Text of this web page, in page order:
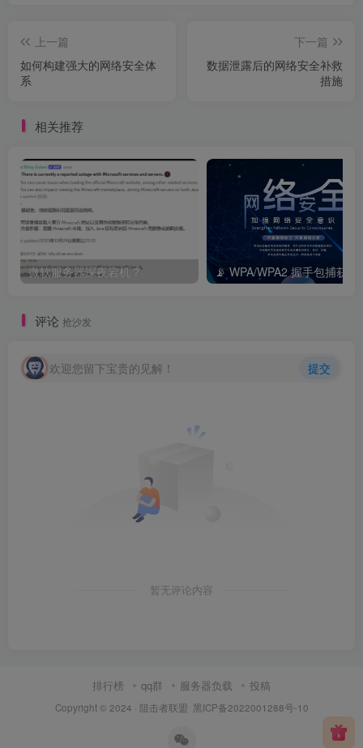
上一篇
如何构建强大的网络安全体
系
下一篇
数据泄露后的网络安全补救
措施
相关推荐
微软服务器深夜宕机？
评论 抢沙发
欢迎您留下宝贵的见解！ 提交
暂无评论内容
排行榜 qq群 服务器负载 投稿
Copyright © 2024 · 阻击者联盟 黑ICP备2022001288号-10